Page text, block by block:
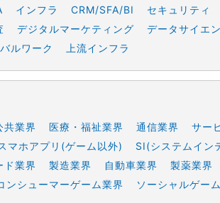
インフラ CRM/SFA/BI セキュリティ
デジタルマーケティング データサイエ
ルワーク 上流インフラ
共業界 医療・福祉業界 通信業界 サー
マホアプリ(ゲーム以外) SI(システムイン
ド業界 製造業界 自動車業界 製薬業界
ンシューマーゲーム業界 ソーシャルゲー